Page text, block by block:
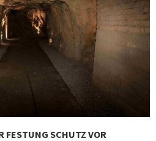
FESTUNG SCHUTZ VOR